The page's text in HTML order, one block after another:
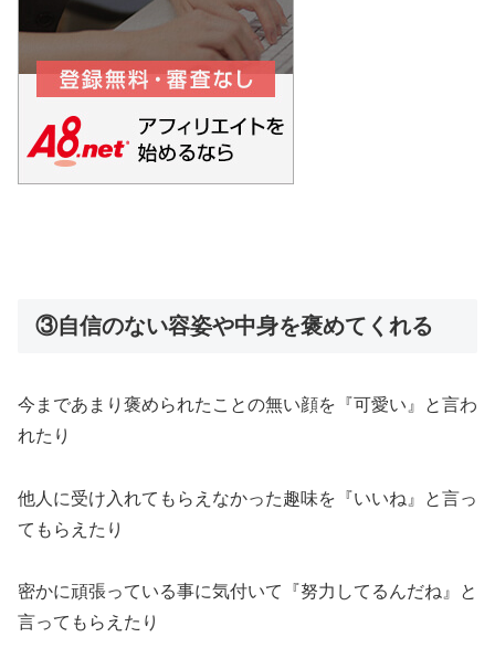
③自信のない容姿や中身を褒めてくれる
今まであまり褒められたことの無い顔を『可愛い』と言わ
れたり
他人に受け入れてもらえなかった趣味を『いいね』と言っ
てもらえたり
密かに頑張っている事に気付いて『努力してるんだね』と
言ってもらえたり